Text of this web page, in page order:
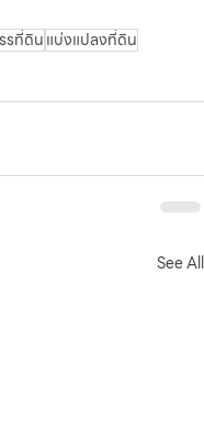
รที่ดินแบ่งแปลงที่ดิน
See All